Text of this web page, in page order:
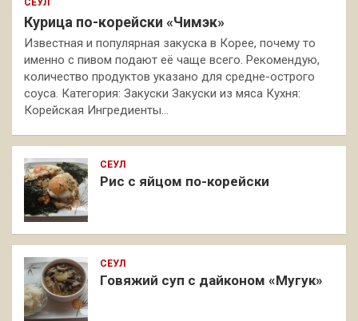
Курица по-корейски «Чимэк»
Известная и популярная закуска в Корее, почему то
именно с пивом подают её чаще всего. Рекомендую,
количество продуктов указано для средне-острого
соуса. Категория: Закуски Закуски из мяса Кухня:
Корейская Ингредиенты…
СЕУЛ
Рис с яйцом по-корейски
СЕУЛ
Говяжий суп с дайконом «Мугук»